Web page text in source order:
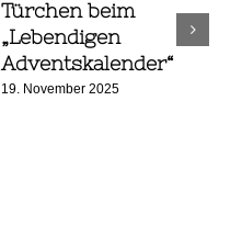
Türchen beim
„Lebendigen
Adventskalender“
19. November 2025